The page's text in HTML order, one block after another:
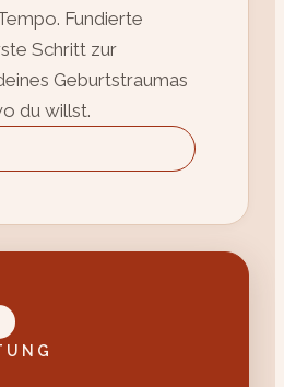
Fundierte
Schritt zur
Geburtstraumas
du willst.